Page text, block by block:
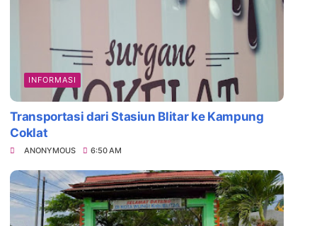
INFORMASI
Transportasi dari Stasiun Blitar ke Kampung
Coklat
ANONYMOUS 6:50 AM